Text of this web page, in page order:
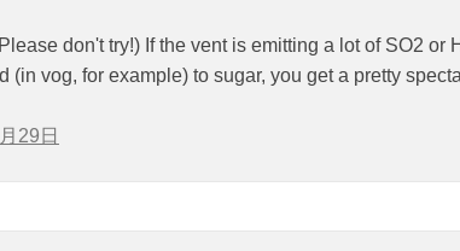
don't try!) If the vent is emitting a lot of SO2 or H
vog, for example) to sugar, you get a pretty specta
29日